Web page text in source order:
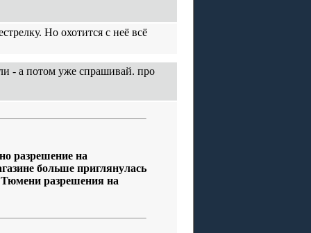
Но охотится с неё всё
- а потом уже спрашивай. про
разрешение на
больше приглянулась
Тюмени разрешения на